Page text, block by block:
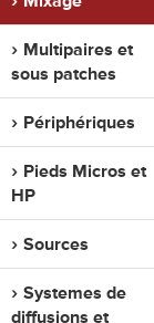
Multipaires et
sous patches
Périphériques
Pieds Micros et
HP
Sources
Systemes de
diffusions et